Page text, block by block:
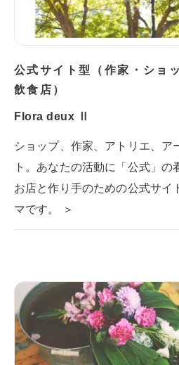
公式サイト型（作家・ショ
飲食店）
Flora deux Ⅱ
ショップ、作家、アトリエ、ア
ト。あなたの活動に「公式」の
お店と作り手のための公式サイ
マです。 ＞